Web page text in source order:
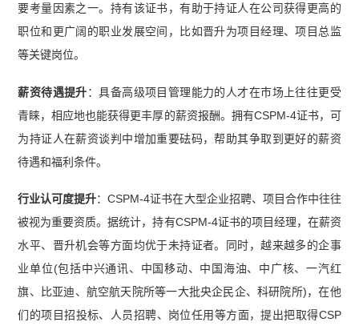
要考量因素之一。持有该证书，有助于持证人在公司获得更高的
职位和更广阔的职业发展空间，比如晋升为项目经理、项目总监
等关键岗位。
薪资待遇提升：具备高级项目管理能力的人才在市场上往往更受
青睐，相应地也能获得更丰厚的薪资报酬。拥有CSPM-4证书，可
为持证人在薪资谈判中增加重要砝码，帮助其争取到更好的薪资
待遇和福利条件。
行业认可度提升：CSPM-4证书在大型企业招聘、项目合作中往往
被视为重要资质。据统计，持有CSPM-4证书的项目经理，在薪资
水平、晋升机会等方面均优于未持证者。同时，越来越多的企事
业单位(包括中兴通讯、中国移动、中国海油、中广核、一汽红
旗、比亚迪、航空航天院所等一大批央企民企、科研院所)，在他
们的项目招投标、人员招聘、岗位任用等方面，提出把取得CSP